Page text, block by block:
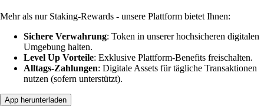
Mehr als nur Staking-Rewards - unsere Plattform bietet Ihnen:
Sichere Verwahrung: Token in unserer hochsicheren digitalen
Umgebung halten.
Level Up Vorteile: Exklusive Plattform-Benefits freischalten.
Alltags-Zahlungen: Digitale Assets für tägliche Transaktionen
nutzen (sofern unterstützt).
App herunterladen